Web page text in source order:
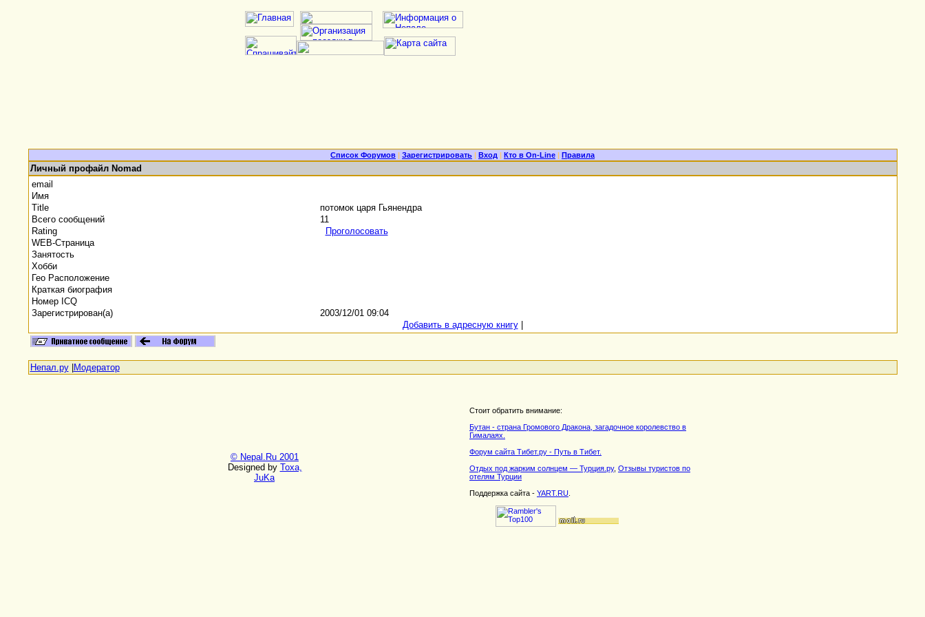
Список Форумов | Зарегистрировать | Вход | Кто в On-Line | Правила
Личный профайл Nomad
email
Имя
Title
потомок царя Гьянендра
Всего сообщений
11
Rating
Проголосовать
WEB-Страница
Занятость
Хобби
Гео Расположение
Краткая биография
Номер ICQ
Зарегистрирован(а)
2003/12/01 09:04
Добавить в адресную книгу|
Непал.ру| Модератор
© Nepal.Ru 2001
Designed by Toxa,
JuKa
Стоит обратить внимание:
Бутан - страна Громового Дракона, загадочное королевство в
Гималаях.
Форум сайта Тибет.ру - Путь в Тибет.
Отдых под жарким солнцем — Турция.ру, Отзывы туристов по
отелям Турции
Поддержка сайта - YART.RU